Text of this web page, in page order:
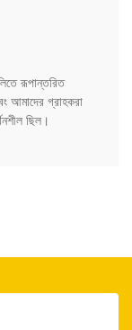
রূপান্তরিত
আমাদের গ্রাহকরা
ছিল।